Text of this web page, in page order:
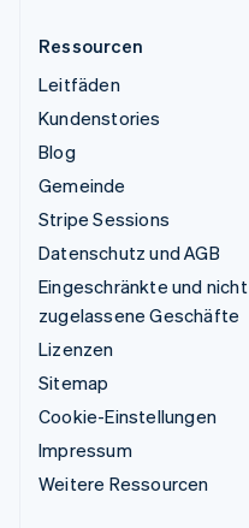
Ressourcen
Leitfäden
Kundenstories
Blog
Gemeinde
Stripe Sessions
Datenschutz und AGB
Eingeschränkte und nicht
zugelassene Geschäfte
Lizenzen
Sitemap
Cookie-Einstellungen
Impressum
Weitere Ressourcen